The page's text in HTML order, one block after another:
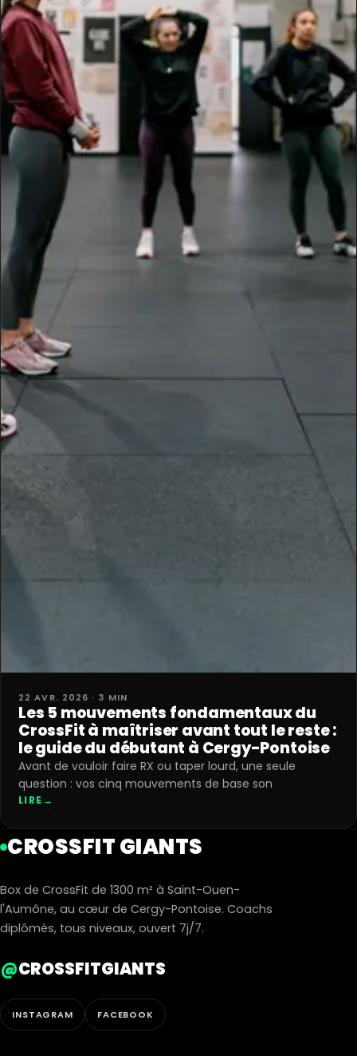
22 AVR. 2026 · 3 MIN
Les 5 mouvements fondamentaux du
CrossFit à maîtriser avant tout le reste :
le guide du débutant à Cergy-Pontoise
Avant de vouloir faire RX ou taper lourd, une seule
question : vos cinq mouvements de base son
LIRE →
CROSSFIT GIANTS
Box de CrossFit de 1300 m² à Saint-Ouen-
l'Aumône, au cœur de Cergy-Pontoise. Coachs
diplômés, tous niveaux, ouvert 7j/7.
@CROSSFITGIANTS
INSTAGRAM FACEBOOK